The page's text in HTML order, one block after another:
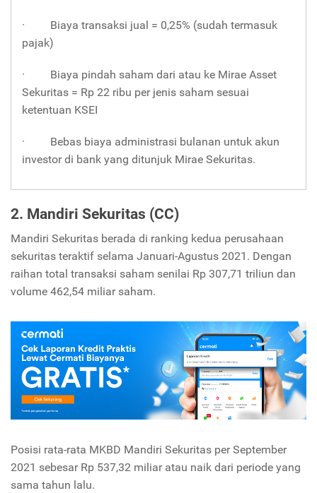
· Biaya transaksi jual = 0,25% (sudah termasuk
pajak)
· Biaya pindah saham dari atau ke Mirae Asset
Sekuritas = Rp 22 ribu per jenis saham sesuai
ketentuan KSEI
· Bebas biaya administrasi bulanan untuk akun
investor di bank yang ditunjuk Mirae Sekuritas.
2. Mandiri Sekuritas (CC)
Mandiri Sekuritas berada di ranking kedua perusahaan
sekuritas teraktif selama Januari-Agustus 2021. Dengan
raihan total transaksi saham senilai Rp 307,71 triliun dan
volume 462,54 miliar saham.
Posisi rata-rata MKBD Mandiri Sekuritas per September
2021 sebesar Rp 537,32 miliar atau naik dari periode yang
sama tahun lalu.